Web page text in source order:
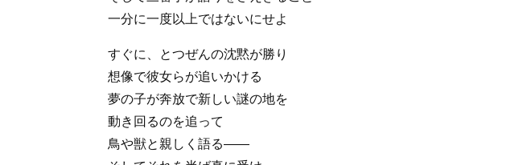
一分に一度以上ではないにせよ
すぐに、とつぜんの沈黙が勝り
想像で彼女らが追いかける
夢の子が奔放で新しい謎の地を
動き回るのを追って
鳥や獣と親しく語る――